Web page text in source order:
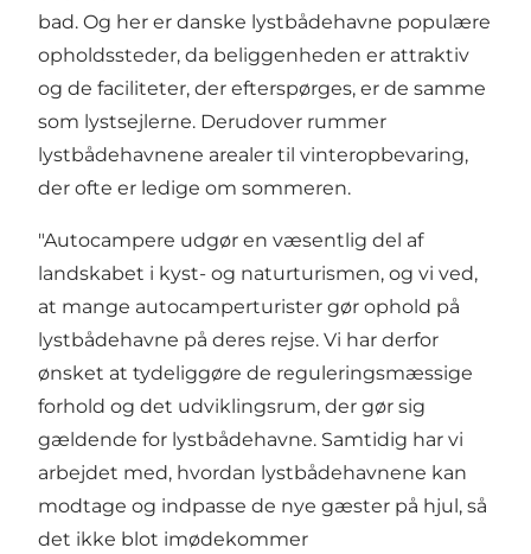
bad. Og her er danske lystbådehavne populære
opholdssteder, da beliggenheden er attraktiv
og de faciliteter, der efterspørges, er de samme
som lystsejlerne. Derudover rummer
lystbådehavnene arealer til vinteropbevaring,
der ofte er ledige om sommeren.
"Autocampere udgør en væsentlig del af
landskabet i kyst- og naturturismen, og vi ved,
at mange autocamperturister gør ophold på
lystbådehavne på deres rejse. Vi har derfor
ønsket at tydeliggøre de reguleringsmæssige
forhold og det udviklingsrum, der gør sig
gældende for lystbådehavne. Samtidig har vi
arbejdet med, hvordan lystbådehavnene kan
modtage og indpasse de nye gæster på hjul, så
det ikke blot imødekommer